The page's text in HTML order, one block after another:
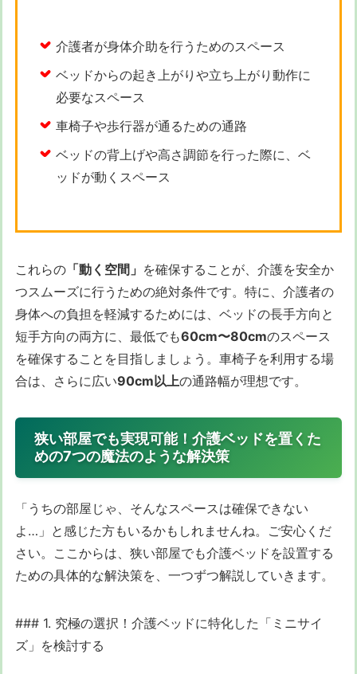
介護者が身体介助を行うためのスペース
ベッドからの起き上がりや立ち上がり動作に
必要なスペース
車椅子や歩行器が通るための通路
ベッドの背上げや高さ調節を行った際に、ベ
ッドが動くスペース
これらの 「動く空間」 を確保することが、介護を安全か
つスムーズに行うための絶対条件です。特に、介護者の
身体への負担を軽減するためには、ベッドの長手方向と
短手方向の両方に、最低でも60cm〜80cmのスペース
を確保することを目指しましょう。車椅子を利用する場
合は、さらに広い90cm以上の通路幅が理想です。
狭い部屋でも実現可能！介護ベッドを置くた
めの7つの魔法のような解決策
「うちの部屋じゃ、そんなスペースは確保できない
よ…」と感じた方もいるかもしれませんね。ご安心くだ
さい。ここからは、狭い部屋でも介護ベッドを設置する
ための具体的な解決策を、一つずつ解説していきます。
### 1. 究極の選択！介護ベッドに特化した「ミニサイ
ズ」を検討する